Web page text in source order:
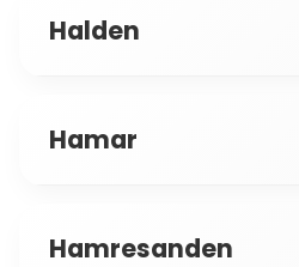
Halden
Hamar
Hamresanden